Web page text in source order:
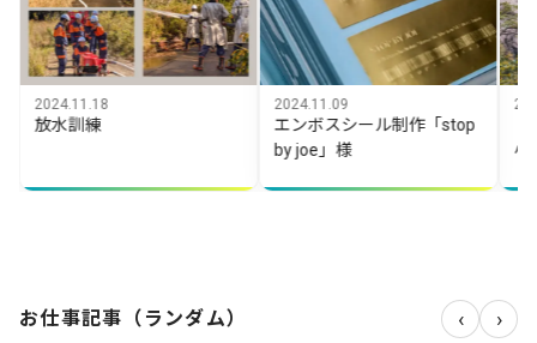
エンボスシール制作「stop
「大杉谷渓
お仕事記事（ランダム） ‹ ›